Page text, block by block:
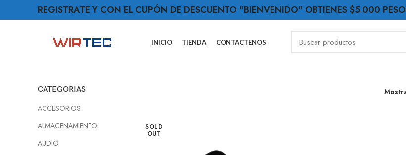
INICIO TIENDA CONTACTENOS
CATEGORIAS
ACCESORIOS
ALMACENAMIENTO
AUDIO
SOLD
OUT
REGISTRATE Y CON EL CUPÓN DE DESCUENTO "BIENVENIDO" OBTIENES $5.000